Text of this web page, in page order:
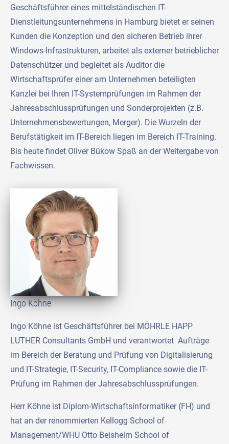
Geschäftsführer eines mittelständischen IT-
Dienstleitungsunternehmens in Hamburg bietet er seinen
Kunden die Konzeption und den sicheren Betrieb ihrer
Windows-Infrastrukturen, arbeitet als externer betrieblicher
Datenschützer und begleitet als Auditor die
Wirtschaftsprüfer einer am Unternehmen beteiligten
Kanzlei bei Ihren IT-Systemprüfungen im Rahmen der
Jahresabschlussprüfungen und Sonderprojekten (z.B.
Unternehmensbewertungen, Merger). Die Wurzeln der
Berufstätigkeit im IT-Bereich liegen im Bereich IT-Training.
Bis heute findet Oliver Bükow Spaß an der Weitergabe von
Fachwissen.
Ingo Köhne
Ingo Köhne ist Geschäftsführer bei MÖHRLE HAPP
LUTHER Consultants GmbH und verantwortet Aufträge
im Bereich der Beratung und Prüfung von Digitalisierung
und IT-Strategie, IT-Security, IT-Compliance sowie die IT-
Prüfung im Rahmen der Jahresabschlussprüfungen.
Herr Köhne ist Diplom-Wirtschaftsinformatiker (FH) und
hat an der renommierten Kellogg School of
Management/WHU Otto Beisheim School of